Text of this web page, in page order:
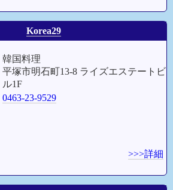
Korea29
韓国料理
平塚市明石町13-8 ライズエステートビ
ル1F
0463-23-9529
>>>詳細